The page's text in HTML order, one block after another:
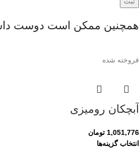
همچنین ممکن است دوست
فروخته شده
آبچکان رومیزی
1,051,776 تومان
انتخاب گزینه‌ها